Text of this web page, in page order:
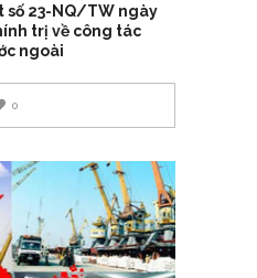
số 23-NQ/TW ngày
trị về công tác
ngoài
0